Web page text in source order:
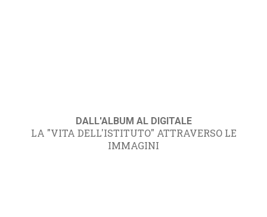
DALL'ALBUM AL DIGITALE
LA "VITA DELL'ISTITUTO" ATTRAVERSO LE
IMMAGINI